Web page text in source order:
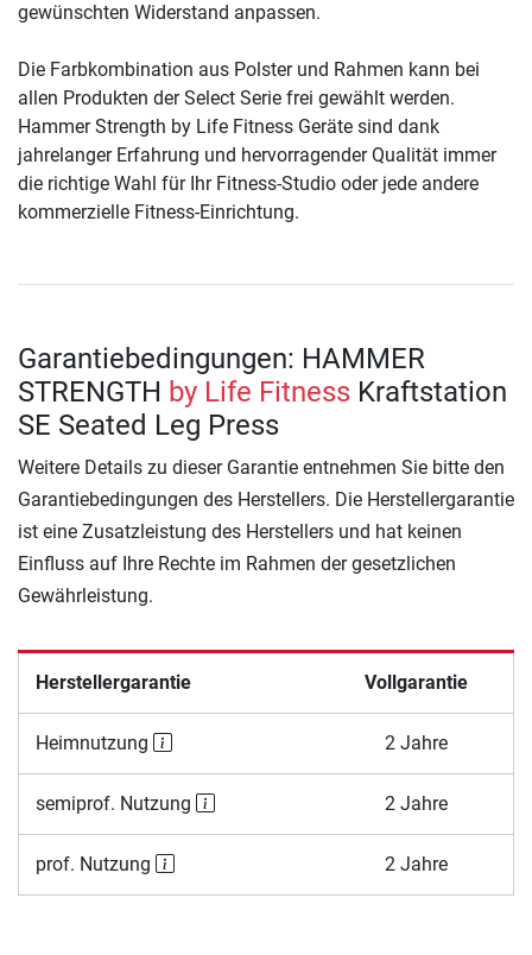
gewünschten Widerstand anpassen.
Die Farbkombination aus Polster und Rahmen kann bei
allen Produkten der Select Serie frei gewählt werden.
Hammer Strength by Life Fitness Geräte sind dank
jahrelanger Erfahrung und hervorragender Qualität immer
die richtige Wahl für Ihr Fitness-Studio oder jede andere
kommerzielle Fitness-Einrichtung.
Garantiebedingungen: HAMMER
STRENGTH by Life Fitness Kraftstation
SE Seated Leg Press
Weitere Details zu dieser Garantie entnehmen Sie bitte den
Garantiebedingungen des Herstellers. Die Herstellergarantie
ist eine Zusatzleistung des Herstellers und hat keinen
Einfluss auf Ihre Rechte im Rahmen der gesetzlichen
Gewährleistung.
Herstellergarantie Vollgarantie
Heimnutzung 2 Jahre
semiprof. Nutzung 2 Jahre
prof. Nutzung 2 Jahre